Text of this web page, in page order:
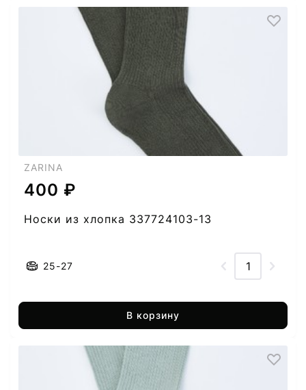
ZARINA
400 ₽
Носки из хлопка 337724103-13
25-27
В корзину